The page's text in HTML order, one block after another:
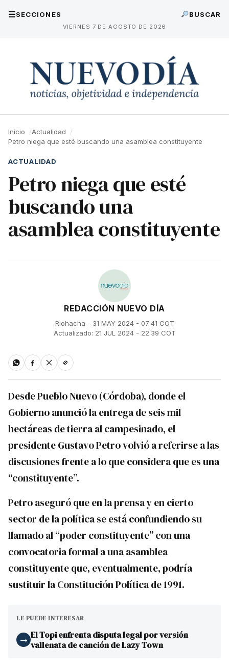
☰SECCIONES
VIERNES 7 DE AGOSTO DE 2026
BUSCAR
Inicio
Actualidad
Petro niega que esté buscando una asamblea constituyente
ACTUALIDAD
Petro niega que esté
buscando una
asamblea constituyente
REDACCIÓN NUEVO DÍA
Riohacha - 31 MAY 2024 - 07:41 COT
Actualizado: 21 JUL 2024 - 22:39 COT
Desde Pueblo Nuevo (Córdoba), donde el
Gobierno anunció la entrega de seis mil
hectáreas de tierra al campesinado, el
presidente Gustavo Petro volvió a referirse a las
discusiones frente a lo que considera que es una
“constituyente”.
Petro aseguró que en la prensa y en cierto
sector de la política se está confundiendo su
llamado al “poder constituyente” con una
convocatoria formal a una asamblea
constituyente que, eventualmente, podría
sustituir la Constitución Política de 1991.
LE PUEDE INTERESAR
→ El Topi enfrenta disputa legal por versión
vallenata de canción de Lazy Town